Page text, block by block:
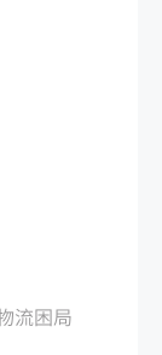
流困局